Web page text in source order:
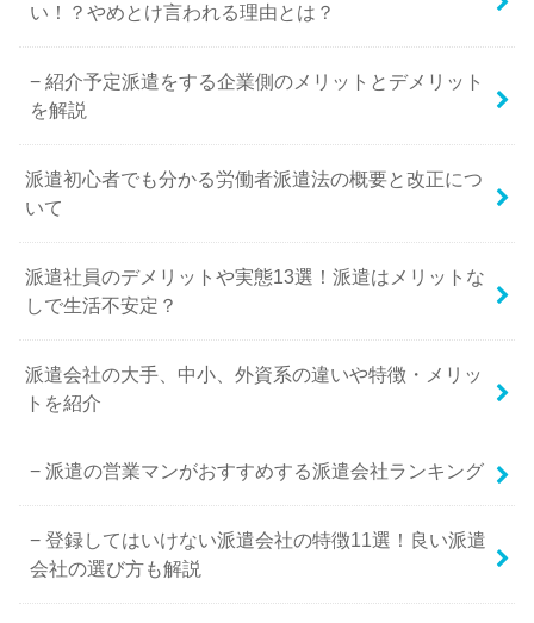
い！？やめとけ言われる理由とは？
紹介予定派遣をする企業側のメリットとデメリット
を解説
派遣初心者でも分かる労働者派遣法の概要と改正につ
いて
派遣社員のデメリットや実態13選！派遣はメリットな
しで生活不安定？
派遣会社の大手、中小、外資系の違いや特徴・メリッ
トを紹介
派遣の営業マンがおすすめする派遣会社ランキング
登録してはいけない派遣会社の特徴11選！良い派遣
会社の選び方も解説